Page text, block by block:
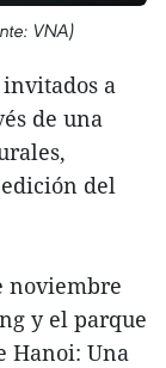
VNA)
a
de una
del
noviembre
y el parque
Hanoi: Una